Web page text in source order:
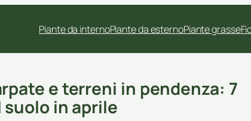
Piante da internoPiante da esternoPiante grasse
e terreni in pendenza: 7
in aprile